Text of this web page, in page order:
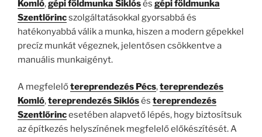
Komló,gépi földmunka Siklósés gépi földmunka
Szentlőrincszolgáltatásokkal gyorsabbá és
hatékonyabbá válik a munka, hiszen a modern gépekkel
precíz munkát végeznek, jelentősen csökkentve a
manuális munkaigényt.
A megfelelőtereprendezés Pécs,tereprendezés
Komló,tereprendezés Siklósés tereprendezés
Szentlőrincesetében alapvető lépés, hogy biztosítsuk
az építkezés helyszínének megfelelő előkészítését. A